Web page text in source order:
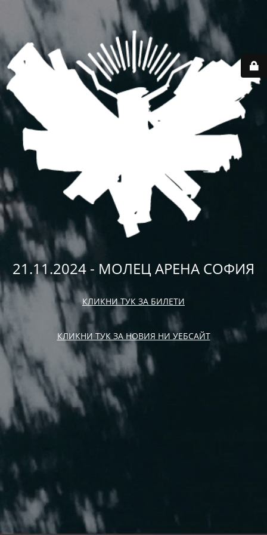
21.11.2024 - МОЛЕЦ АРЕНА СОФИЯ
КЛИКНИ ТУК ЗА БИЛЕТИ
КЛИКНИ ТУК ЗА НОВИЯ НИ УЕБСАЙТ